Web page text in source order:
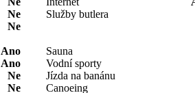
Ne Služby butlera
Ne
Ano Sauna
Ano Vodní sporty
Ne Jízda na banánu
Ne Canoeing